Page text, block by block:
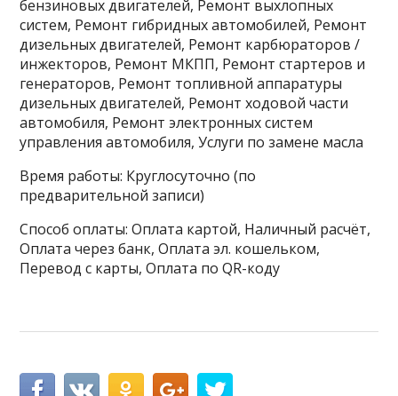
бензиновых двигателей, Ремонт выхлопных
систем, Ремонт гибридных автомобилей, Ремонт
дизельных двигателей, Ремонт карбюраторов /
инжекторов, Ремонт МКПП, Ремонт стартеров и
генераторов, Ремонт топливной аппаратуры
дизельных двигателей, Ремонт ходовой части
автомобиля, Ремонт электронных систем
управления автомобиля, Услуги по замене масла
Время работы: Круглосуточно (по
предварительной записи)
Способ оплаты: Оплата картой, Наличный расчёт,
Оплата через банк, Оплата эл. кошельком,
Перевод с карты, Оплата по QR-коду